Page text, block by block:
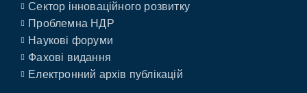
Сектор інноваційного розвитку
Проблемна НДР
Наукові форуми
Фахові видання
Електронний архів публікацій